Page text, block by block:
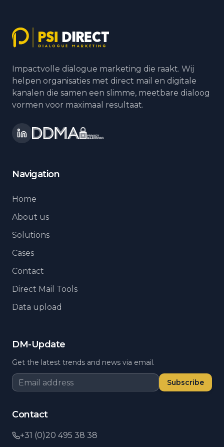
Impactvolle dialogue marketing die raakt. Wij
helpen organisaties met direct mail en digitale
kanalen die samen een slimme, meetbare dialoog
vormen voor maximaal resultaat.
Navigation
Home
About us
Solutions
Cases
Contact
Direct Mail Tools
Data upload
DM-Update
Get the latest trends and news via email.
Subscribe
Contact
+31 (0)20 495 38 38